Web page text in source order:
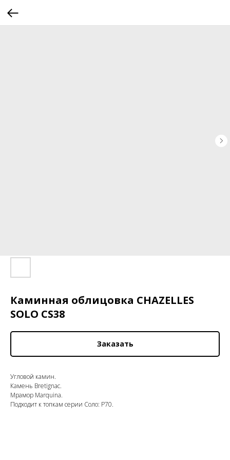
Каминная облицовка CHAZELLES
SOLO CS38
Заказать
Угловой камин.
Камень Bretignac.
Мрамор Marquina.
Подходит к топкам серии Соло: P70.